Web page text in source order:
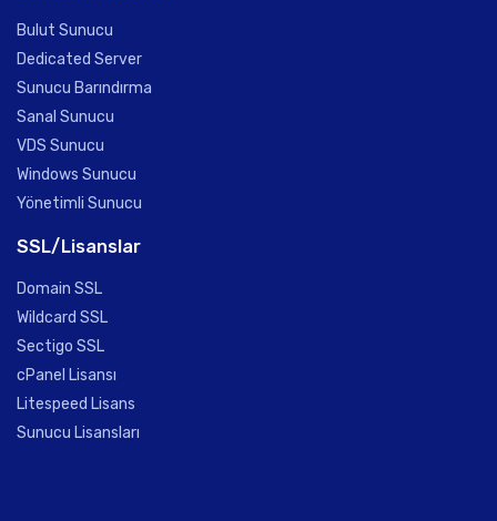
Bulut Sunucu
Dedicated Server
Sunucu Barındırma
Sanal Sunucu
VDS Sunucu
Windows Sunucu
Yönetimli Sunucu
SSL/Lisanslar
Domain SSL
Wildcard SSL
Sectigo SSL
cPanel Lisansı
Litespeed Lisans
Sunucu Lisansları